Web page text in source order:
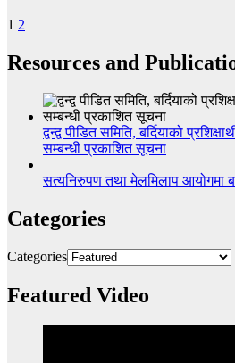
1 2
Resources and
द्वन्द्व पीडित समिति, बर्दियाको
सम्बन्धी प्रकाशित सूचना
सत्यनिरुपण तथा मेलमिलाप आयोगमा
Categories
Categories
Featured Video